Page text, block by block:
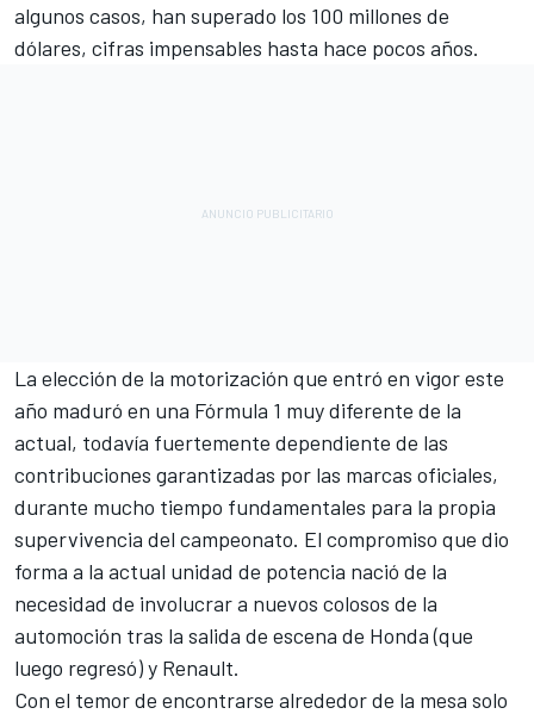
algunos casos, han superado los 100 millones de
dólares, cifras impensables hasta hace pocos años.
La elección de la motorización que entró en vigor este
año maduró en una Fórmula 1 muy diferente de la
actual, todavía fuertemente dependiente de las
contribuciones garantizadas por las marcas oficiales,
durante mucho tiempo fundamentales para la propia
supervivencia del campeonato. El compromiso que dio
forma a la actual unidad de potencia nació de la
necesidad de involucrar a nuevos colosos de la
automoción tras la salida de escena de Honda (que
luego regresó) y Renault.
Con el temor de encontrarse alrededor de la mesa solo